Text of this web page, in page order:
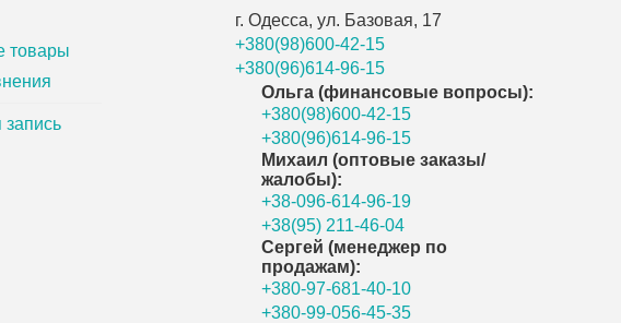
товары
запись
г. Одесса, ул. Базовая, 17
+380(98)600-42-15
+380(96)614-96-15
Ольга (финансовые вопросы):
+380(98)600-42-15
+380(96)614-96-15
Михаил (оптовые заказы/
жалобы):
+38-096-614-96-19
+38(95) 211-46-04
Сергей (менеджер по
продажам):
+380-97-681-40-10
+380-99-056-45-35